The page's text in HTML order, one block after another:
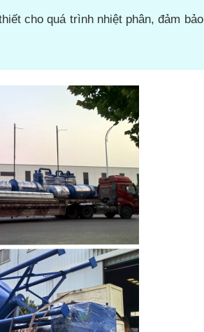
cho quá trình nhiệt phân, đảm bảo